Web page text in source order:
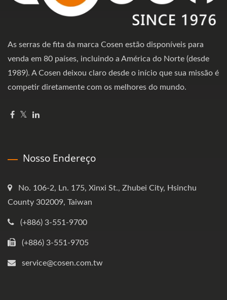
As serras de fita da marca Cosen estão disponíveis para
venda em 80 países, incluindo a América do Norte (desde
1989). A Cosen deixou claro desde o início que sua missão é
competir diretamente com os melhores do mundo.
Nosso Endereço
No. 106-2, Ln. 175, Xinxi St., Zhubei City, Hsinchu
County 302009, Taiwan
(+886) 3-551-9700
(+886) 3-551-9705
service@cosen.com.tw